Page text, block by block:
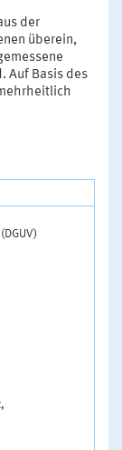
der
überein,
Auf Basis des